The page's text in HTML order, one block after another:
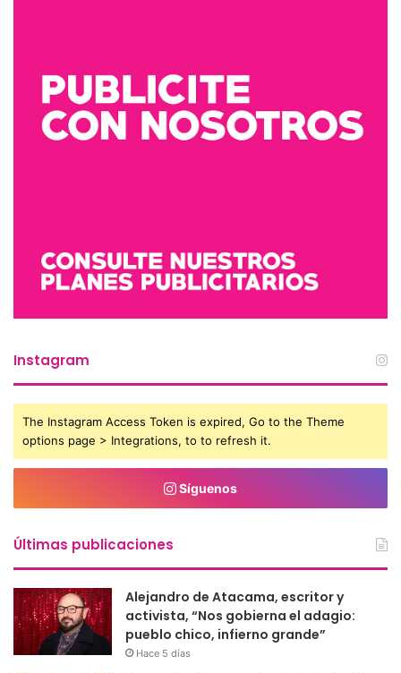
Instagram
The Instagram Access Token is expired, Go to the Theme
options page > Integrations, to to refresh it.
Síguenos
Últimas publicaciones
Alejandro de Atacama, escritor y
activista, “Nos gobierna el adagio:
pueblo chico, infierno grande”
Hace 5 días